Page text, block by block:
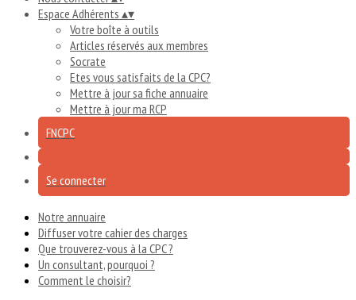
Espace Adhérents ▴▾
Votre boîte à outils
Articles réservés aux membres
Socrate
Etes vous satisfaits de la CPC?
Mettre à jour sa fiche annuaire
Mettre à jour ma RCP
FNCPC
Se connecter
Notre annuaire
Diffuser votre cahier des charges
Que trouverez-vous à la CPC ?
Un consultant, pourquoi ?
Comment le choisir?